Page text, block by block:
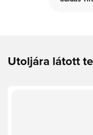
Utoljára látott